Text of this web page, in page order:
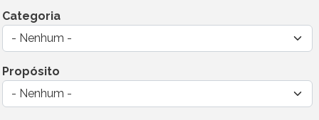
Categoria
Propósito